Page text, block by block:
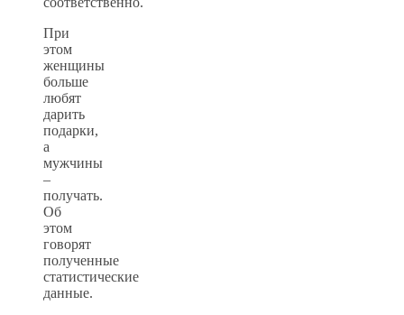
При
этом
женщины
больше
любят
дарить
подарки,
а
мужчины
–
получать.
Об
этом
говорят
полученные
статистические
данные.